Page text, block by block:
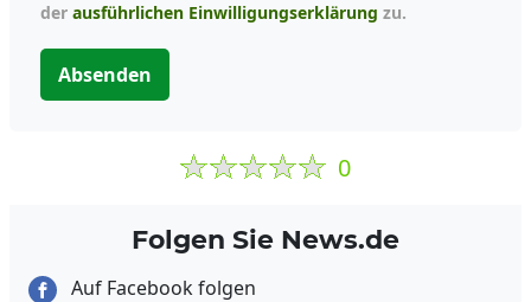
der ausführlichen Einwilligungserklärung zu.
Absenden
0
Folgen Sie News.de
Auf Facebook folgen